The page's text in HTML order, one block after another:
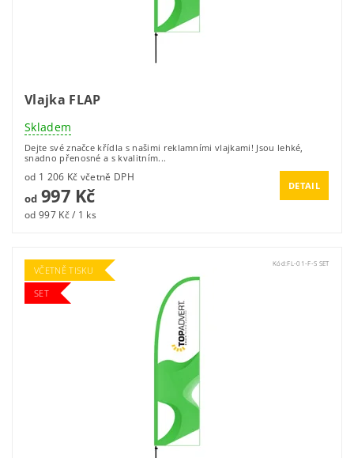
Vlajka FLAP
Skladem
Dejte své značce křídla s našimi reklamními vlajkami! Jsou lehké,
snadno přenosné a s kvalitním...
od 1 206 Kč včetně DPH
od997 Kč
od 997 Kč / 1 ks
DETAIL
VČETNĚ TISKU
SET
Kód:FL-01-F-S SET